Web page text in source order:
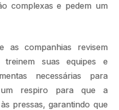
complexas e pedem um
as companhias revisem
treinem suas equipes e
necessárias para
respiro para que a
pressas, garantindo que